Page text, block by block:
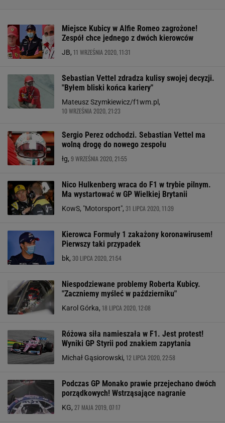
Miejsce Kubicy w Alfie Romeo zagrożone!
Zespół chce jednego z dwóch kierowców
JB, 11 WRZEŚNIA 2020, 11:31
Sebastian Vettel zdradza kulisy swojej decyzji.
"Byłem bliski końca kariery"
Mateusz Szymkiewicz/f1wm.pl,
10 WRZEŚNIA 2020, 21:23
Sergio Perez odchodzi. Sebastian Vettel ma
wolną drogę do nowego zespołu
łg, 9 WRZEŚNIA 2020, 21:55
Nico Hulkenberg wraca do F1 w trybie pilnym.
Ma wystartować w GP Wielkiej Brytanii
KowS, "Motorsport", 31 LIPCA 2020, 11:39
Kierowca Formuły 1 zakażony koronawirusem!
Pierwszy taki przypadek
bk, 30 LIPCA 2020, 21:54
Niespodziewane problemy Roberta Kubicy.
"Zaczniemy myśleć w październiku"
Karol Górka, 18 LIPCA 2020, 12:08
Różowa siła namieszała w F1. Jest protest!
Wyniki GP Styrii pod znakiem zapytania
Michał Gąsiorowski, 12 LIPCA 2020, 22:58
Podczas GP Monako prawie przejechano dwóch
porządkowych! Wstrząsające nagranie
KG, 27 MAJA 2019, 07:17